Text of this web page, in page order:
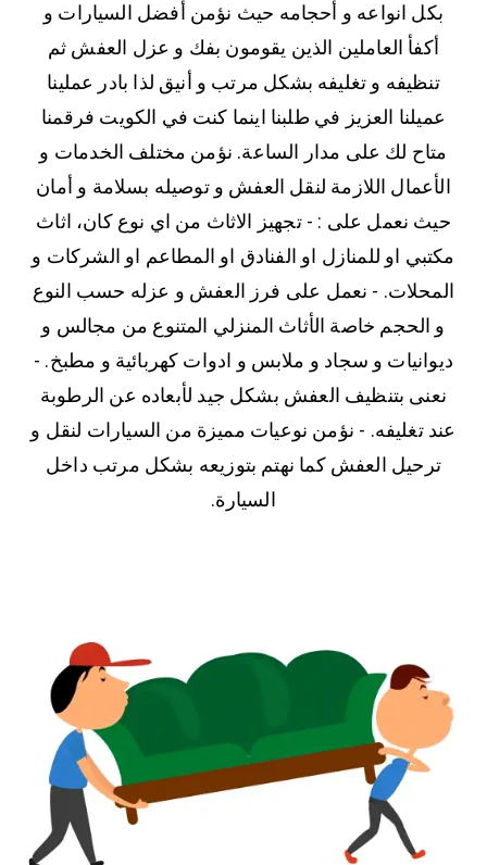
بكل انواعه و أحجامه حيث نؤمن أفضل السيارات و
أكفأ العاملين الذين يقومون بفك و عزل العفش ثم
تنظيفه و تغليفه بشكل مرتب و أنيق لذا بادر عملينا
عميلنا العزيز في طلبنا اينما كنت في الكويت فرقمنا
متاح لك على مدار الساعة. نؤمن مختلف الخدمات و
الأعمال اللازمة لنقل العفش و توصيله بسلامة و أمان
حيث نعمل على : - تجهيز الاثاث من اي نوع كان، اثاث
مكتبي او للمنازل او الفنادق او المطاعم او الشركات و
المحلات. - نعمل على فرز العفش و عزله حسب النوع
و الحجم خاصة الأثاث المنزلي المتنوع من مجالس و
ديوانيات و سجاد و ملابس و ادوات كهربائية و مطبخ. -
نعنى بتنظيف العفش بشكل جيد لأبعاده عن الرطوبة
عند تغليفه. - نؤمن نوعيات مميزة من السيارات لنقل و
ترحيل العفش كما نهتم بتوزيعه بشكل مرتب داخل
السيارة.